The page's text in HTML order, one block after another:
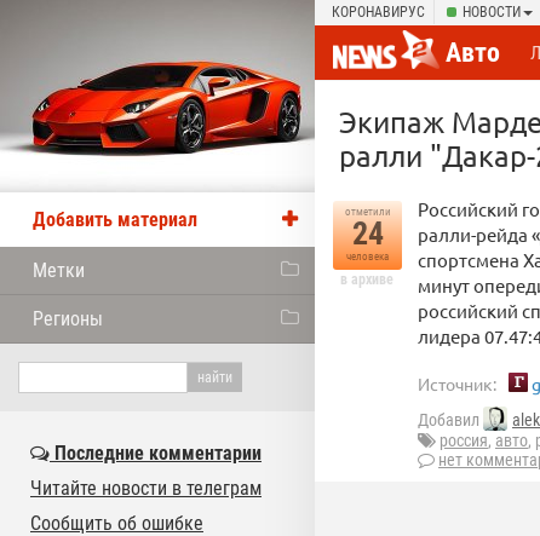
КОРОНАВИРУС НОВОСТИ
Авто
Экипаж
ралли
отметили
24
человека
в архиве
Российский
ралли-рейда
спортсмена
минут
российский
лидера
Источник:
Добавил
россия, авто,
нет
Добавить материал
Метки
Регионы
Последние комментарии
Читайте новости в телеграм
Сообщить об ошибке